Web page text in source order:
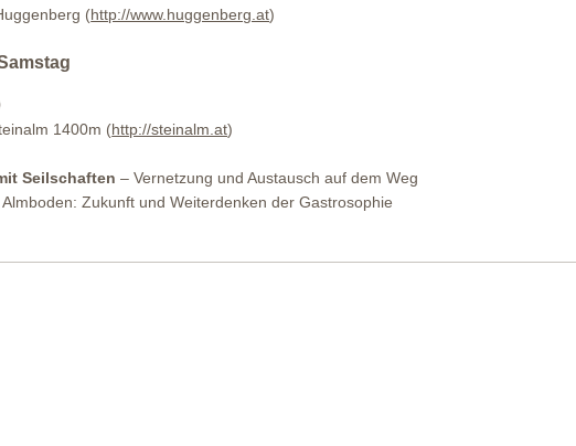
(http://www.huggenberg.at)
1400m (http://steinalm.at)
Seilschaften – Vernetzung und Austausch auf dem Weg
Almboden: Zukunft und Weiterdenken der Gastrosophie